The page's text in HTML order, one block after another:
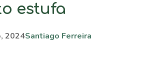
estufa
2024Santiago Ferreira